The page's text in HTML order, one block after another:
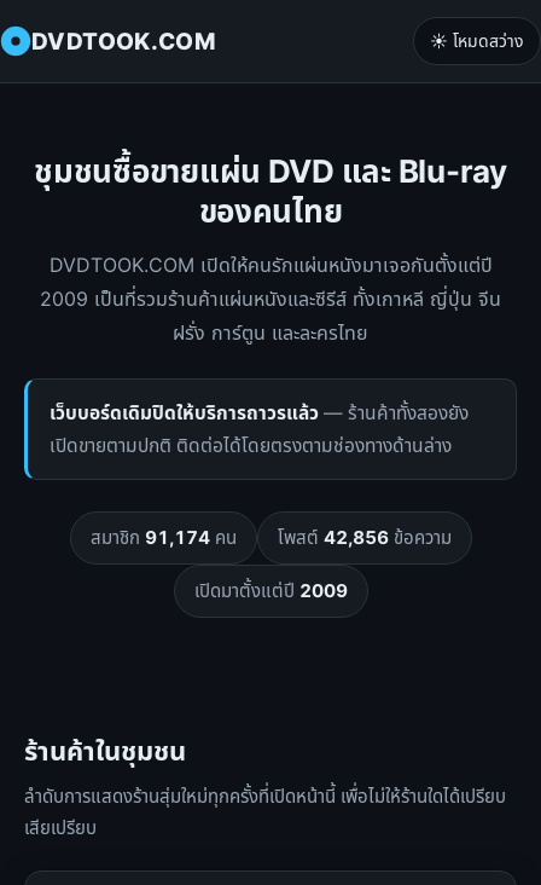
DVDTOOK.COM ☀️ โหมดสว่าง
ชุมชนซื้อขายแผ่น DVD และ Blu-ray
ของคนไทย
DVDTOOK.COM เปิดให้คนรักแผ่นหนังมาเจอกันตั้งแต่ปี
2009 เป็นที่รวมร้านค้าแผ่นหนังและซีรีส์ ทั้งเกาหลี ญี่ปุ่น จีน
ฝรั่ง การ์ตูน และละครไทย
เว็บบอร์ดเดิมปิดให้บริการถาวรแล้ว — ร้านค้าทั้งสองยัง
เปิดขายตามปกติ ติดต่อได้โดยตรงตามช่องทางด้านล่าง
สมาชิก 91,174คน โพสต์ 42,856ข้อความ
เปิดมาตั้งแต่ปี 2009
ร้านค้าในชุมชน
ลำดับการแสดงร้านสุ่มใหม่ทุกครั้งที่เปิดหน้านี้ เพื่อไม่ให้ร้านใดได้เปรียบ
เสียเปรียบ